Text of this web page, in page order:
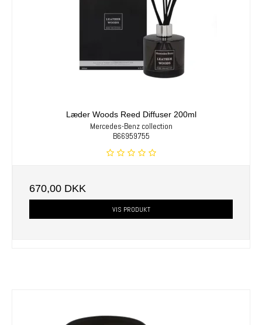
Læder Woods Reed Diffuser 200ml
Mercedes-Benz collection
B66959755
670,00 DKK
VIS PRODUKT